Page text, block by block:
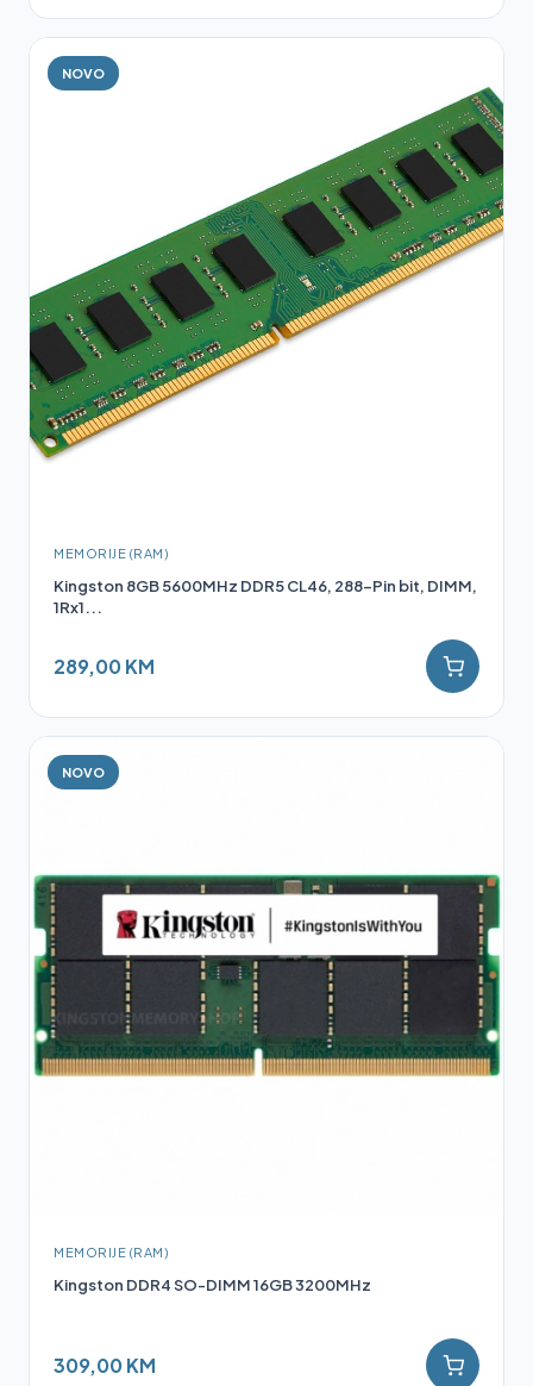
NOVO
MEMORIJE (RAM)
Kingston 8GB 5600MHz DDR5 CL46, 288-Pin bit, DIMM,
1Rx1...
289,00 KM
NOVO
MEMORIJE (RAM)
Kingston DDR4 SO-DIMM 16GB 3200MHz
309,00 KM